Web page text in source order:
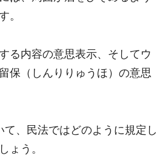
。
る内容の意思表示、そしてウ
保（しんりりゅうほ）の意思
、民法ではどのように規定し
ょう。